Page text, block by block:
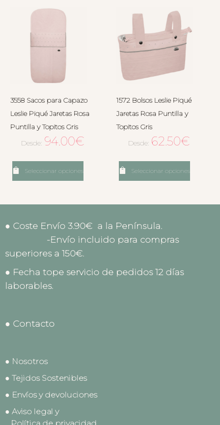
3558 Sacos para Capazo
Leslie Piqué Jaretas Rosa
Puntilla y Topitos Gris
Desde: 94.00€
Seleccionar opciones
1572 Bolsos Leslie Piqué
Jaretas Rosa Puntilla y
Topitos Gris
Desde: 62.50€
Seleccionar opciones
● Coste Envío 3.90€ a la Península.
-Envío incluido para compras
superiores a 150€.
● Fecha tope servicio de pedidos 12 días
laborables.
● Contacto
● Nosotros
● Tejidos Sostenibles
● Envíos y devoluciones
● Aviso legal y